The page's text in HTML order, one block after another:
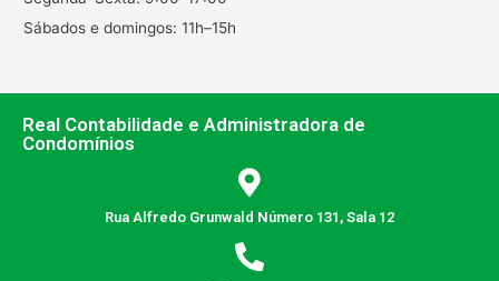
Sábados e domingos: 11h–15h
Real Contabilidade e Administradora de
Condomínios
Rua Alfredo Grunwald Número 131, Sala 12